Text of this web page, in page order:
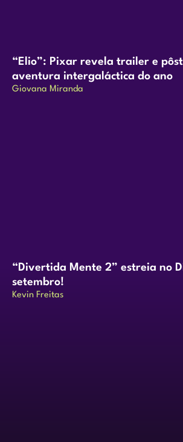
“Elio”: Pixar revela trailer e
aventura intergaláctica do ano
Giovana Miranda
“Divertida Mente 2” estreia no
setembro!
Kevin Freitas